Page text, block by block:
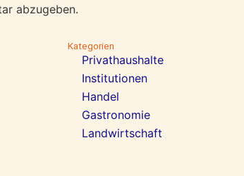
abzugeben.
Kategorien
Privathaushalte
Institutionen
Handel
Gastronomie
Landwirtschaft